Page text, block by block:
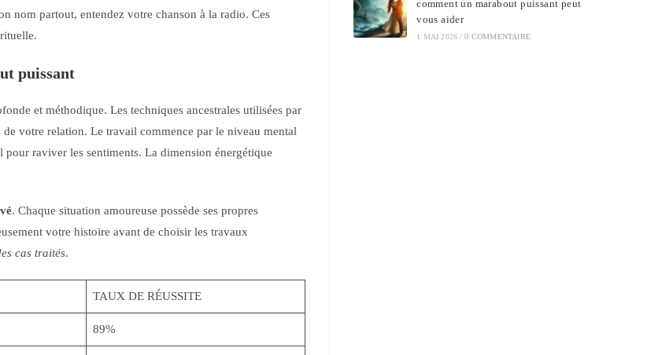
nom partout, entendez votre chanson à la radio. Ces
puissant
et méthodique. Les techniques ancestrales utilisées par
de votre relation. Le travail commence par le niveau mental
raviver les sentiments. La dimension énergétique
. Chaque situation amoureuse possède ses propres
votre histoire avant de choisir les travaux
cas traités.
TAUX DE RÉUSSITE
89%
comment un marabout puissant peut
vous aider
1 MAI 2026 / 0 COMMENTAIRE